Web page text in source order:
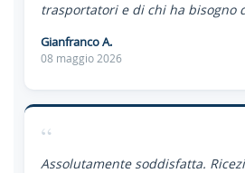
trasportatori e di chi ha bisogno
Gianfranco A.
08 maggio 2026
“
Assolutamente soddisfatta.